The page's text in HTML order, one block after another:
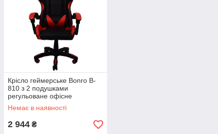
Крісло геймерське Bonro B-
810 з 2 подушками
регульоване офісне
навантаження 120 кг чорно-
червоне (bo-42300053)
Немає в наявності
2 944 ₴